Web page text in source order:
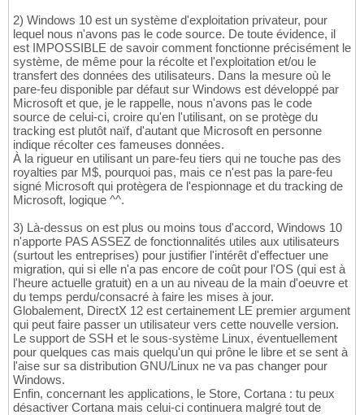
2) Windows 10 est un système d'exploitation privateur, pour
lequel nous n'avons pas le code source. De toute évidence, il
est IMPOSSIBLE de savoir comment fonctionne précisément le
système, de même pour la récolte et l'exploitation et/ou le
transfert des données des utilisateurs. Dans la mesure où le
pare-feu disponible par défaut sur Windows est développé par
Microsoft et que, je le rappelle, nous n'avons pas le code
source de celui-ci, croire qu'en l'utilisant, on se protège du
tracking est plutôt naïf, d'autant que Microsoft en personne
indique récolter ces fameuses données.
À la rigueur en utilisant un pare-feu tiers qui ne touche pas des
royalties par M$, pourquoi pas, mais ce n'est pas la pare-feu
signé Microsoft qui protègera de l'espionnage et du tracking de
Microsoft, logique ^^.
3) Là-dessus on est plus ou moins tous d'accord, Windows 10
n'apporte PAS ASSEZ de fonctionnalités utiles aux utilisateurs
(surtout les entreprises) pour justifier l'intérêt d'effectuer une
migration, qui si elle n'a pas encore de coût pour l'OS (qui est à
l'heure actuelle gratuit) en a un au niveau de la main d'oeuvre et
du temps perdu/consacré à faire les mises à jour.
Globalement, DirectX 12 est certainement LE premier argument
qui peut faire passer un utilisateur vers cette nouvelle version.
Le support de SSH et le sous-système Linux, éventuellement
pour quelques cas mais quelqu'un qui prône le libre et se sent à
l'aise sur sa distribution GNU/Linux ne va pas changer pour
Windows.
Enfin, concernant les applications, le Store, Cortana : tu peux
désactiver Cortana mais celui-ci continuera malgré tout de